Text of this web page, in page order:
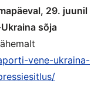
29. juunil
sõja
vene-ukraina-